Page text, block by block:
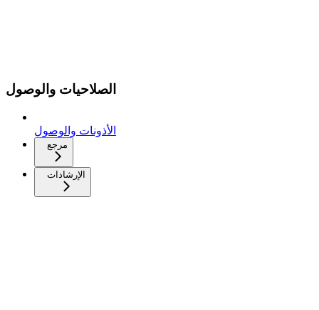
الصلاحيات والوصول
الأذونات والوصول
مرجع
الإرشادات